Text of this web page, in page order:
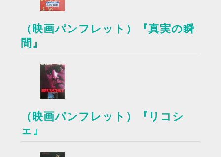
（映画パンフレット）『真実の瞬
間』
（映画パンフレット）『リコシ
ェ』